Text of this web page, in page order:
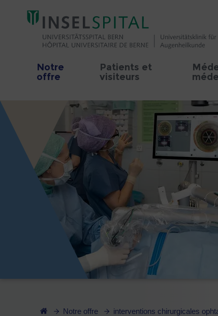
Notre
offre
Patients et
visiteurs
Notre offre interventions chirurgicales